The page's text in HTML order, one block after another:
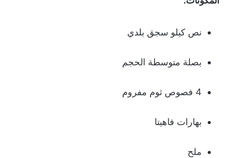
نص كيلو سجق بلدي
بصلة متوسطة الحجم
4 فصوص ثوم مفروم
بهارات فاهيتا
ملح